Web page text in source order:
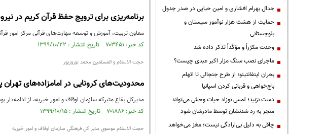
برنامه‌ریزی برای ترویج حفظ قرآن کریم در
معاون تربیت، آموزش و توسعه مهارت‌های قرآنی مرکز امور
کد خبر: ۷۰۳۴۵۱ تاریخ انتشار : ۱۳۹۹/۱۰/۲۲
حجت الاسلام و المسلمین محمد نوروزپور
محدودیت‌های کرونایی در امامزاده‌های تهران
مدیرکل بقاع متبرکه سازمان اوقاف و امور خیریه، از
کد خبر: ۷۰۱۸۸۶ تاریخ انتشار : ۱۳۹۹/۱۰/۱۵
حجت الاسلام موسوی مدیر کل فرهنگی سازمان اوقاف و امور خیریه
جدال بهرام افشاری و امین حیایی در صدر جدول
حمایت از هشت هزار نوآموز سیستان و
بلوچستانی
وحدت مکرّراً و مؤکّداً تذکر داده شد
ماجرای نصب سنگ مزار اکبر عبدی چیست؟
بحران اینفانتینو؛ از طرح جنجالی تا اتهام
باج‌خواهی و قربانی کردن اسپانیا
دست نزنید؛ لمس نوزاد حیات وحش می‌تواند
منجر به رد شدنشان توسط مادرشان شود
چاقی به دلیل بی‌ارادگی نیست؛ مغز می‌خواهد